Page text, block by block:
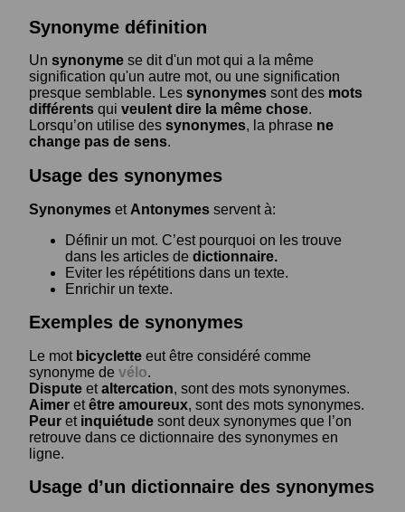
Synonyme définition
Un synonyme se dit d'un mot qui a la même
signification qu'un autre mot, ou une signification
presque semblable. Les synonymes sont des mots
différents qui veulent dire la même chose.
Lorsqu’on utilise des synonymes, la phrase ne
change pas de sens.
Usage des synonymes
Synonymes et Antonymes servent à:
Définir un mot. C’est pourquoi on les trouve
dans les articles de dictionnaire.
Eviter les répétitions dans un texte.
Enrichir un texte.
Exemples de synonymes
Le mot bicyclette eut être considéré comme
synonyme de vélo.
Dispute etaltercation, sont des mots synonymes.
Aimer etêtre amoureux, sont des mots synonymes.
Peur et inquiétude sont deux synonymes que l’on
retrouve dans ce dictionnaire des synonymes en
ligne.
Usage d’un dictionnaire des synonymes